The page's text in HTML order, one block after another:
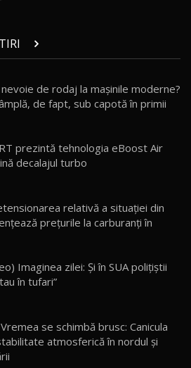
care face lumea să se întoarcă după el
nr.1 BYD în Moldova? BYD Seal U
7X / Test Drive AutoBlog.MD
de rodaj la mașinile moderne?
de fapt, sub capotă în primii
prezintă tehnologia eBoost Air
decalajul turbo
relativă a situației din
prețurile la carburanți în
Imaginea zilei: Și în SUA polițiștii
în tufari”
se schimbă brusc: Canicula
atmosferică în nordul și